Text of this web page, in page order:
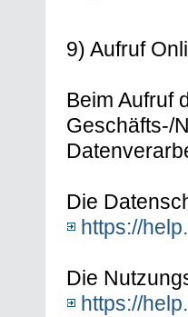
9) Aufruf
Beim Aufruf
Geschäfts-/
Die
https://
Die
https://